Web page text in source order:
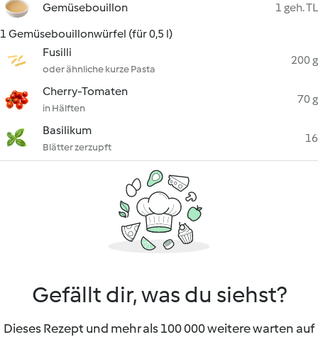
Gemüsebouillon
1 geh. TL
1 Gemüsebouillonwürfel (für 0,5 l)
Fusilli
oder ähnliche kurze Pasta
200 g
Cherry-Tomaten
in Hälften
70 g
Basilikum
Blätter zerzupft
16
Gefällt dir, was du siehst?
Dieses Rezept und mehr als 100 000 weitere warten auf